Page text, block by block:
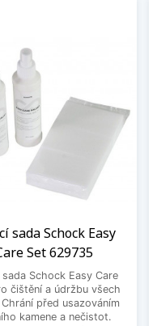
sada Schock Easy
Set 629735
Schock Easy Care
čištění a údržbu všech
před usazováním
kamene a nečistot.